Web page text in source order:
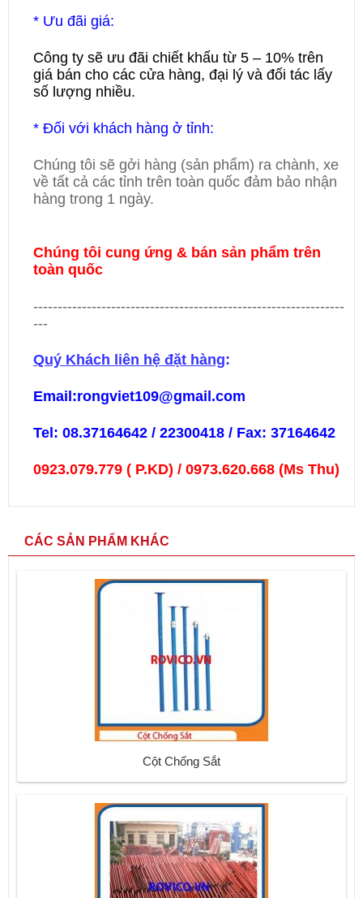
* Ưu đãi giá:
Công ty sẽ ưu đãi chiết khấu từ 5 – 10% trên
giá bán cho các cửa hàng, đại lý và đối tác lấy
số lượng nhiều.
* Đối với khách hàng ở tỉnh:
Chúng tôi sẽ gởi hàng (sản phẩm) ra chành, xe
về tất cả các tỉnh trên toàn quốc đảm bảo nhận
hàng trong 1 ngày.
Chúng tôi cung ứng & bán sản phẩm trên
toàn quốc
----------------------------------------------------------------
---
Quý Khách liên hệ đặt hàng:
Email:rongviet109@gmail.com
Tel: 08.37164642 / 22300418 / Fax: 37164642
0923.079.779 ( P.KD) / 0973.620.668 (Ms Thu)
CÁC SẢN PHẨM KHÁC
Cột Chống Sắt